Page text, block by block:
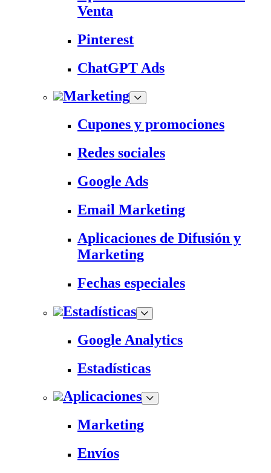
Venta
Pinterest
ChatGPT Ads
Marketing
Cupones y promociones
Redes sociales
Google Ads
Email Marketing
Aplicaciones de Difusión y
Marketing
Fechas especiales
Estadísticas
Google Analytics
Estadísticas
Aplicaciones
Marketing
Envíos